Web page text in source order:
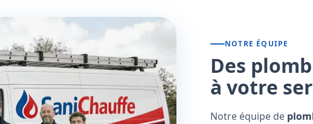
NOTRE ÉQUIPE
Des
à votre
Notre équipe de